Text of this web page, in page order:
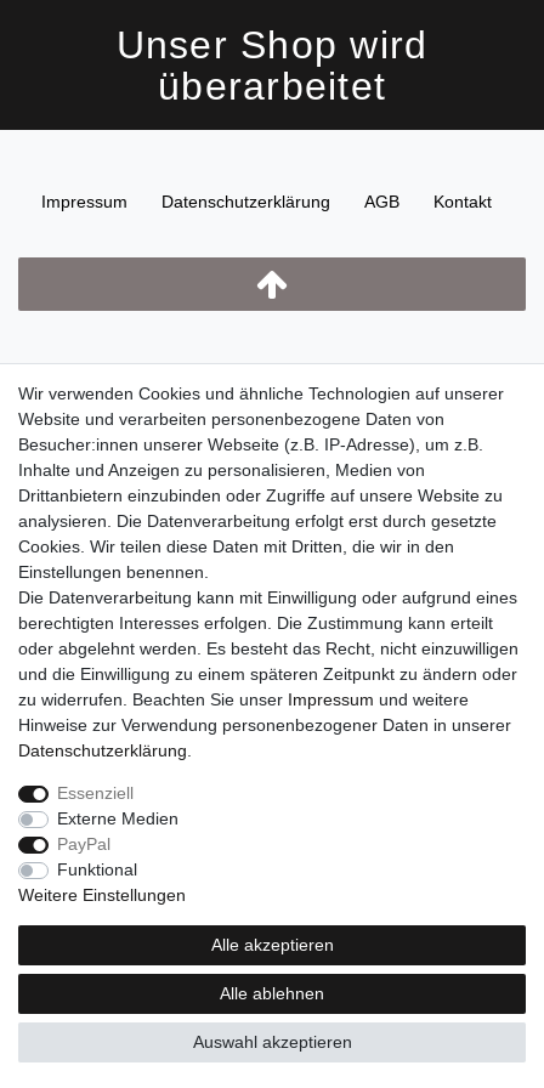
Unser Shop wird
überarbeitet
Impressum Daten­schutz­erklärung AGB Kontakt
Wir verwenden Cookies und ähnliche Technologien auf unserer
Website und verarbeiten personenbezogene Daten von
Besucher:innen unserer Webseite (z.B. IP-Adresse), um z.B.
Inhalte und Anzeigen zu personalisieren, Medien von
Drittanbietern einzubinden oder Zugriffe auf unsere Website zu
analysieren. Die Datenverarbeitung erfolgt erst durch gesetzte
Cookies. Wir teilen diese Daten mit Dritten, die wir in den
Einstellungen benennen.
Die Datenverarbeitung kann mit Einwilligung oder aufgrund eines
berechtigten Interesses erfolgen. Die Zustimmung kann erteilt
oder abgelehnt werden. Es besteht das Recht, nicht einzuwilligen
und die Einwilligung zu einem späteren Zeitpunkt zu ändern oder
zu widerrufen. Beachten Sie unser Impressum und weitere
Hinweise zur Verwendung personenbezogener Daten in unserer
Daten­schutz­erklärung
Essenziell
Externe Medien
PayPal
Funktional
Weitere Einstellungen
Alle akzeptieren
Alle ablehnen
Auswahl akzeptieren